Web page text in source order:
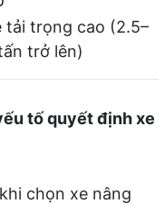
tải trọng cao (2.5–
trở lên)
tố quyết định xe
chọn xe nâng